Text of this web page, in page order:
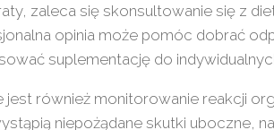
zaleca się skonsultowanie się z
opinia może pomóc dobrać
suplementację do
jest również monitorowanie reakcji
niepożądane skutki uboczne,